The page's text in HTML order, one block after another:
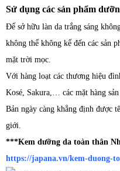
Sử dụng các sản phẩm
Để sở hữu làn da trắng sáng
không thể không kể đến các sản
mặt trời mọc.
Với hàng loạt các thương hiệu
Kosé, Sakura,… các mặt hàng
Bản ngày càng khẳng định được
giới.
***Kem dưỡng da toàn thân
https://japana.vn/kem-duong-